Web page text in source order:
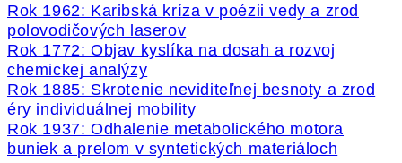
Rok 1962: Karibská kríza v poézii vedy a zrod
polovodičových laserov
Rok 1772: Objav kyslíka na dosah a rozvoj
chemickej analýzy
Rok 1885: Skrotenie neviditeľnej besnoty a zrod
éry individuálnej mobility
Rok 1937: Odhalenie metabolického motora
buniek a prelom v syntetických materiáloch